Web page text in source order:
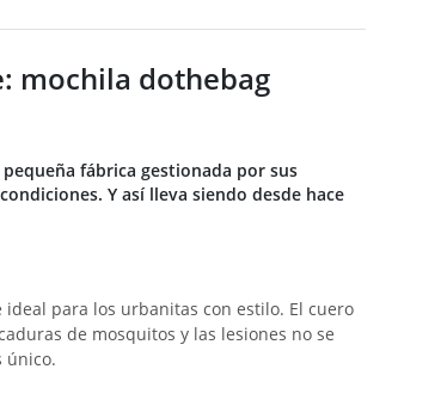
mochila dothebag
fábrica gestionada por sus
Y así lleva siendo desde hace
para los urbanitas con estilo. El cuero
de mosquitos y las lesiones no se
único.